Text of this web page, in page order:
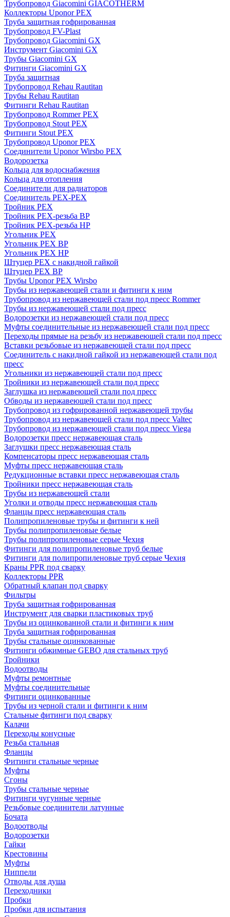
Трубопровод Giacomini GIACOTHERM
Коллекторы Uponor PEX
Труба защитная гофрированная
Трубопровод FV-Plast
Трубопровод Giacomini GX
Инструмент Giacomini GX
Трубы Giacomini GX
Фитинги Giacomini GX
Труба защитная
Трубопровод Rehau Rautitan
Трубы Rehau Rautitan
Фитинги Rehau Rautitan
Трубопровод Rommer PEX
Трубопровод Stout PEX
Фитинги Stout PEX
Трубопровод Uponor PEX
Соединители Uponor Wirsbo PEX
Водорозетка
Кольца для водоснабжения
Кольца для отопления
Соединители для радиаторов
Соединитель PEX-PEX
Тройник PEX
Тройник PEX-резьба ВР
Тройник PEX-резьба НР
Угольник PEX
Угольник PEX ВР
Угольник PEX НР
Штуцер PEX c накидной гайкой
Штуцер PEX ВР
Трубы Uponor PEX Wirsbo
Трубы из нержавеющей стали и фитинги к ним
Трубопровод из нержавеющей стали под пресс Rommer
Трубы из нержавеющей стали под пресс
Водорозетки из нержавеющей стали под пресс
Муфты соединительные из нержавеющей стали под пресс
Переходы прямые на резьбу из нержавеющей стали под пресс
Вставки резьбовые из нержавеющей стали под пресс
Соединитель с накидной гайкой из нержавеющей стали под
пресс
Угольники из нержавеющей стали под пресс
Тройники из нержавеющей стали под пресс
Заглушка из нержавеющей стали под пресс
Обводы из нержавеющей стали под пресс
Трубопровод из гофрированной нержавеющей трубы
Трубопровод из нержавеющей стали под пресс Valtec
Трубопровод из нержавеющей стали под пресс Viega
Водорозетки пресс нержавеющая сталь
Заглушки пресс нержавеющая сталь
Компенсаторы пресс нержавеющая сталь
Муфты пресс нержавеющая сталь
Редукционные вставки пресс нержавеющая сталь
Тройники пресс нержавеющая сталь
Трубы из нержавеющей стали
Уголки и отводы пресс нержавеющая сталь
Фланцы пресс нержавеющая сталь
Полипропиленовые трубы и фитинги к ней
Трубы полипропиленовые белые
Трубы полипропиленовые серые Чехия
Фитинги для полипропиленовые труб белые
Фитинги для полипропиленовые труб серые Чехия
Краны PPR под сварку
Коллекторы PPR
Обратный клапан под сварку
Фильтры
Труба защитная гофрированная
Инструмент для сварки пластиковых труб
Трубы из оцинкованной стали и фитинги к ним
Труба защитная гофрированная
Трубы стальные оцинкованные
Фитинги обжимные GEBO для стальных труб
Тройники
Водоотводы
Муфты ремонтные
Муфты соединительные
Фитинги оцинкованные
Трубы из черной стали и фитинги к ним
Стальные фитинги под сварку
Калачи
Переходы конусные
Резьба стальная
Фланцы
Фитинги стальные черные
Муфты
Сгоны
Трубы стальные черные
Фитинги чугунные черные
Резьбовые соединители латунные
Бочата
Водоотводы
Водорозетки
Гайки
Крестовины
Муфты
Ниппели
Отводы для душа
Переходники
Пробки
Пробки для испытания